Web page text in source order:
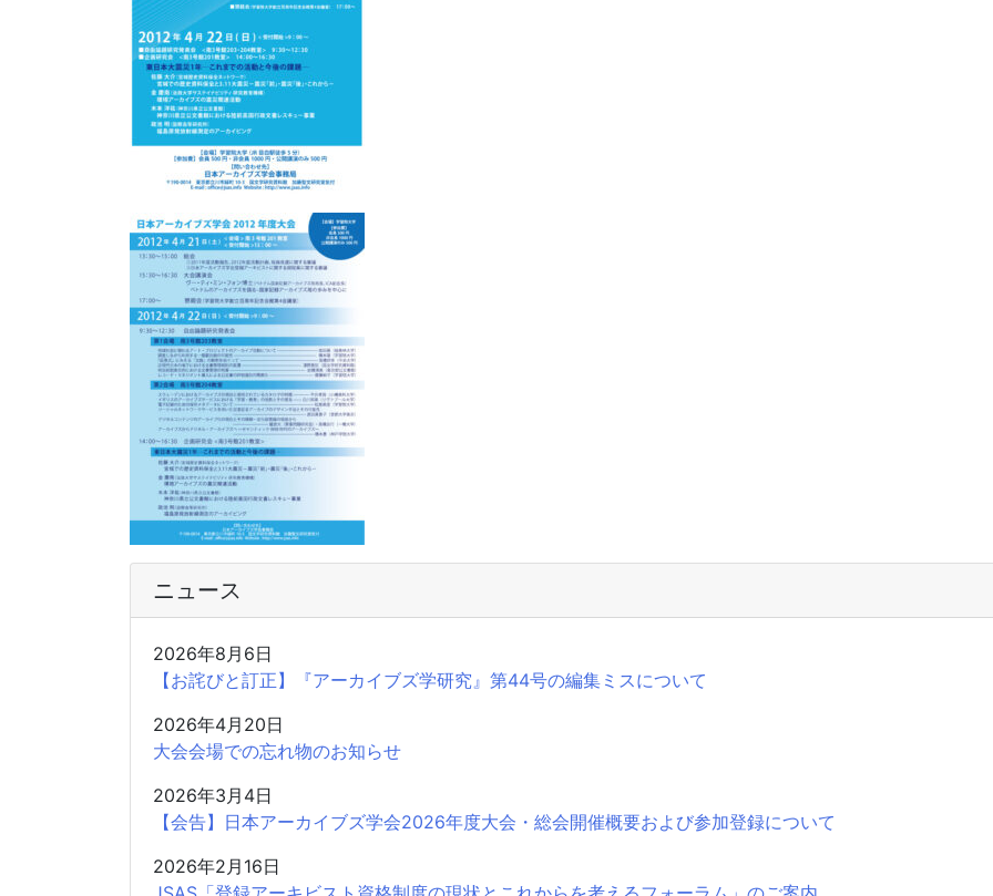
ニュース
2026年8月6日
【お詫びと訂正】『アーカイブズ学研究』第44号の編集ミスについて
2026年4月20日
大会会場での忘れ物のお知らせ
2026年3月4日
【会告】日本アーカイブズ学会2026年度大会・総会開催概要および参加登録について
2026年2月16日